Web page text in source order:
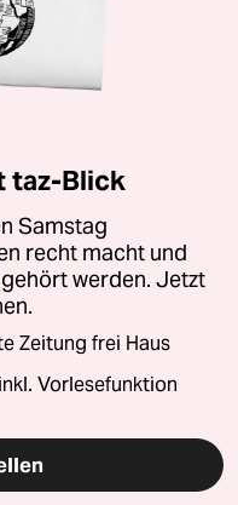
taz-Blick
Samstag
recht macht und
werden. Jetzt
Zeitung frei Haus
Vorlesefunktion